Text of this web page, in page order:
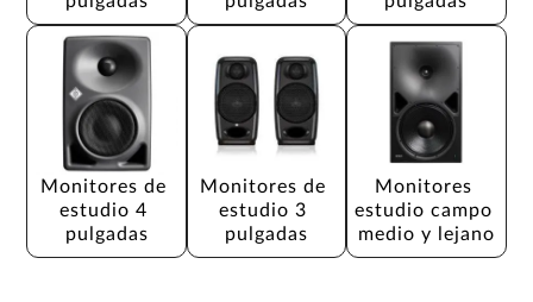
Monitores de
estudio 4
pulgadas
Monitores de
estudio 3
pulgadas
Monitores
estudio campo
medio y lejano